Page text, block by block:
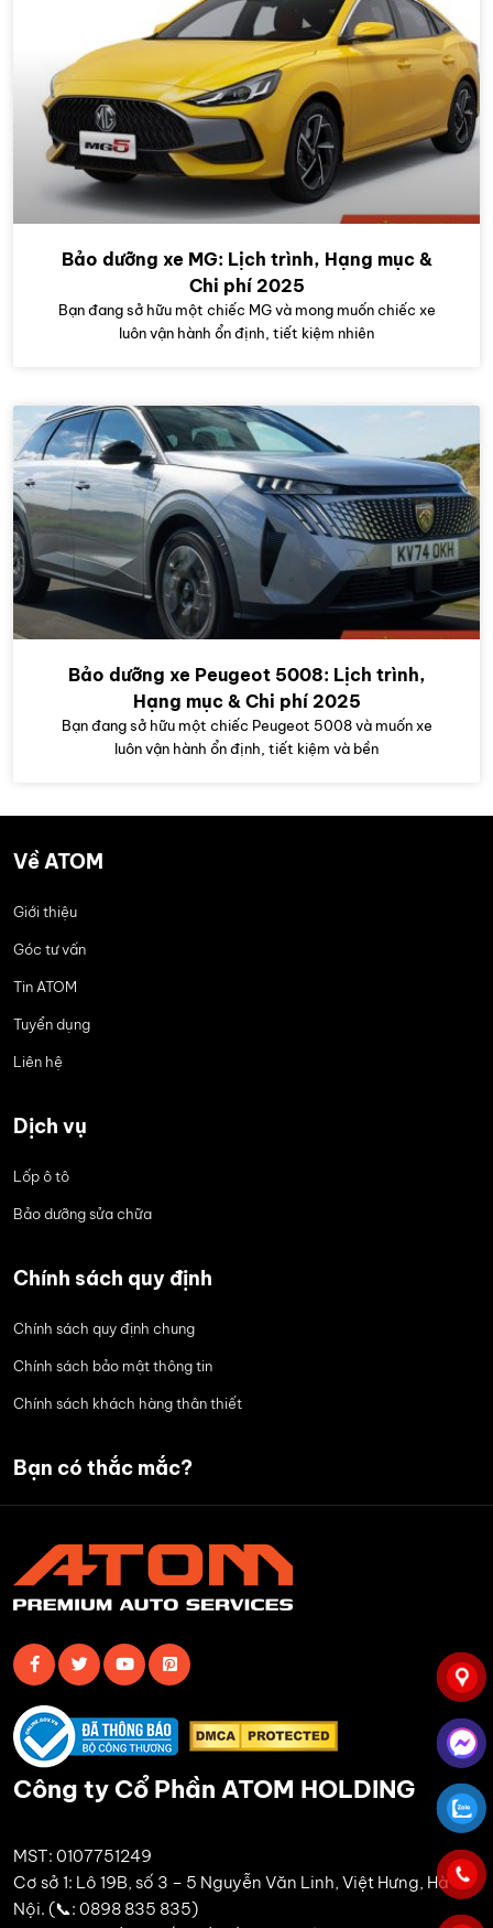
Bảo dưỡng xe MG: Lịch trình, Hạng mục &
Chi phí 2025
Bạn đang sở hữu một chiếc MG và mong muốn chiếc xe
luôn vận hành ổn định, tiết kiệm nhiên
Bảo dưỡng xe Peugeot 5008: Lịch trình,
Hạng mục & Chi phí 2025
Bạn đang sở hữu một chiếc Peugeot 5008 và muốn xe
luôn vận hành ổn định, tiết kiệm và bền
Về ATOM
Giới thiệu
Góc tư vấn
Tin ATOM
Tuyển dụng
Liên hệ
Dịch vụ
Lốp ô tô
Bảo dưỡng sửa chữa
Chính sách quy định
Chính sách quy định chung
Chính sách bảo mật thông tin
Chính sách khách hàng thân thiết
Bạn có thắc mắc?
Công ty Cổ Phần ATOM HOLDING
MST: 0107751249
Cơ sở 1: Lô 19B, số 3 – 5 Nguyễn Văn Linh, Việt Hưng, Hà
Nội. (📞: 0898 835 835)